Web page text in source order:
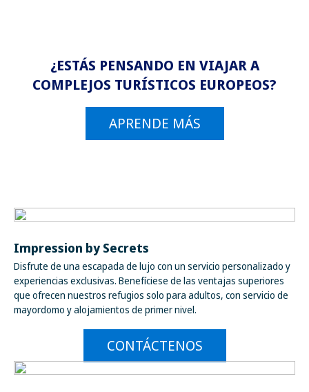
¿ESTÁS PENSANDO EN VIAJAR A
COMPLEJOS TURÍSTICOS EUROPEOS?
APRENDE MÁS
Impression by Secrets
Disfrute de una escapada de lujo con un servicio personalizado y
experiencias exclusivas. Benefíciese de las ventajas superiores
que ofrecen nuestros refugios solo para adultos, con servicio de
mayordomo y alojamientos de primer nivel.
CONTÁCTENOS